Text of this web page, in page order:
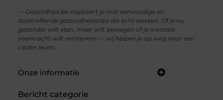
— Gezondtips.be inspireert je met eenvoudige en
doeltreffende gezondheidstips die écht werken. Of je nu
gezonder wilt eten, meer wilt bewegen of je mentale
veerkracht wilt versterken — wij helpen je op weg naar een
vitaler leven.
Onze informatie
Bericht categorie